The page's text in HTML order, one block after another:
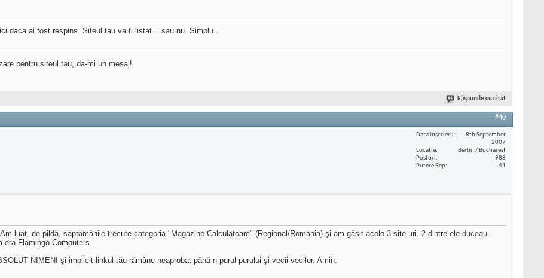
daca ai fost respins. Siteul tau va fi listat....sau nu. Simplu .
pentru siteul tau, da-mi un mesaj!
Răspunde cu citat
#40
Data înscrierii
8th September
2007
Locaţie
Berlin / Bucharest
Posturi
988
Putere Rep
41
luat, de pildă, săptămânile trecute categoria "Magazine Calculatoare" (Regional/Romania) şi am găsit acolo 3 site-uri. 2 dintre ele duceau
era Flamingo Computers.
NIMENI şi implicit linkul tău rămâne neaprobat până-n purul purului şi vecii vecilor. Amin.